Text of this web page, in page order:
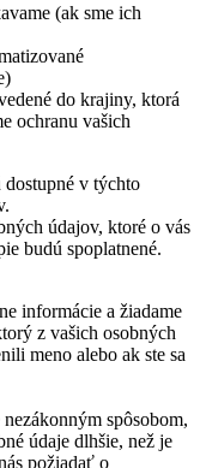
(ak sme ich
do krajiny, ktorá
ochranu vašich
v týchto
údajov, ktoré o vás
budú spoplatnené.
informácie a žiadame
z vašich osobných
meno alebo ak ste sa
spôsobom,
údaje dlhšie, než je
požiadať o